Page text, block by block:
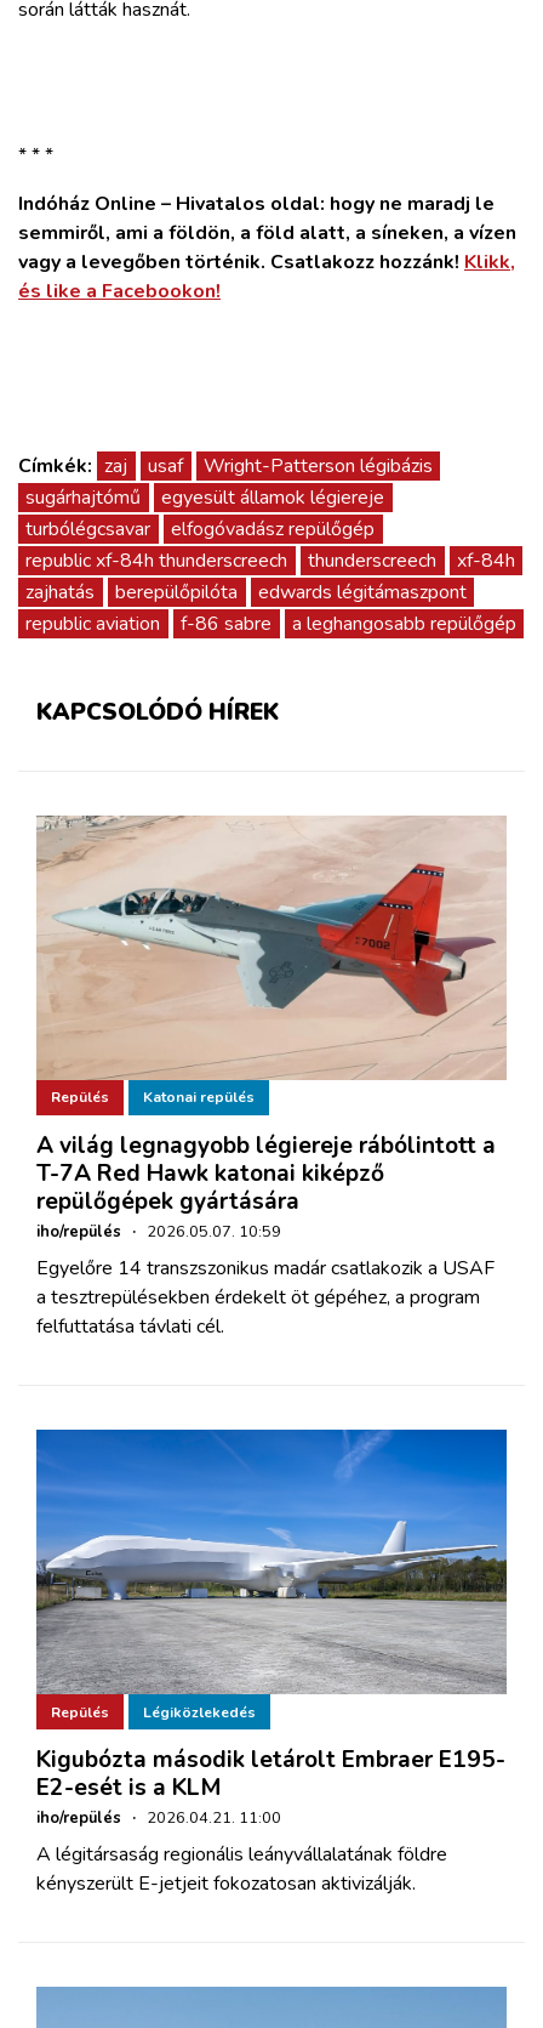
során látták hasznát.
* * *
Indóház Online – Hivatalos oldal: hogy ne maradj le
semmiről, ami a földön, a föld alatt, a síneken, a vízen
vagy a levegőben történik. Csatlakozz hozzánk! Klikk,
és like a Facebookon!
Címkék: zaj usaf
Wright-Patterson légibázis
sugárhajtómű
egyesült államok légiereje
turbólégcsavar
elfogóvadász repülőgép
republic xf-84h thunderscreech
thunderscreech
xf-84h
zajhatás
berepülőpilóta
edwards légitámaszpont
republic aviation
f-86 sabre a leghangosabb repülőgép
KAPCSOLÓDÓ HÍREK
Repülés Katonai repülés
A világ legnagyobb légiereje rábólintott a
T-7A Red Hawk katonai kiképző
repülőgépek gyártására
iho/repülés · 2026.05.07. 10:59
Egyelőre 14 transzszonikus madár csatlakozik a USAF
a tesztrepülésekben érdekelt öt gépéhez, a program
felfuttatása távlati cél.
Repülés Légiközlekedés
Kigubózta második letárolt Embraer E195-
E2-esét is a KLM
iho/repülés · 2026.04.21. 11:00
A légitársaság regionális leányvállalatának földre
kényszerült E-jetjeit fokozatosan aktivizálják.